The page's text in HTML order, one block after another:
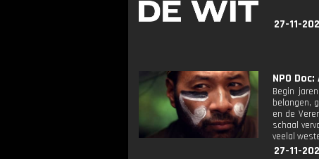
27-11-
NPO
Begin
belangen,
en de
schaal
veelal
27-11-